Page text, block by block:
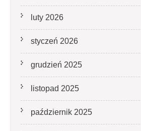
luty 2026
styczeń 2026
grudzień 2025
listopad 2025
październik 2025